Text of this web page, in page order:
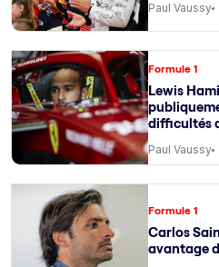
Paul Vaussy
Formule 1
Lewis
difficultés
Paul Vaussy
Formule 1
Carlos
avantage